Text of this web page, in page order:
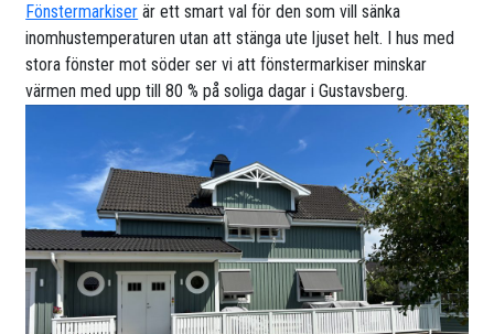
Fönstermarkiser är ett smart val för den som vill sänka
inomhustemperaturen utan att stänga ute ljuset helt. I hus med
stora fönster mot söder ser vi att fönstermarkiser minskar
värmen med upp till 80 % på soliga dagar i Gustavsberg.